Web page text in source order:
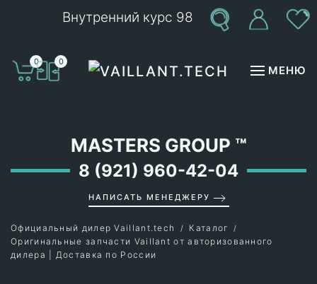
Внутренний курс 98
0 0
МЕНЮ
MASTERS GROUP ™
8 (921) 960-42-04
НАПИСАТЬ МЕНЕДЖЕРУ
Официальный дилер Vaillant.tech
Каталог
Оригинальные запчасти Vaillant от авторизованного
дилера | Доставка по России